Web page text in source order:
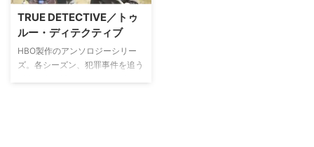
TRUE DETECTIVE／トゥ
ルー・ディテクティブ
HBO製作のアンソロジーシリー
ズ。各シーズン、犯罪事件を追う